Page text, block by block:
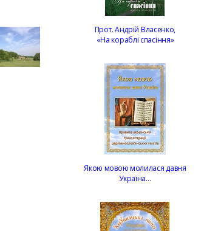
Прот. Андрій Власенко,
«На кораблі спасіння»
Якою мовою молилася давня
Україна…